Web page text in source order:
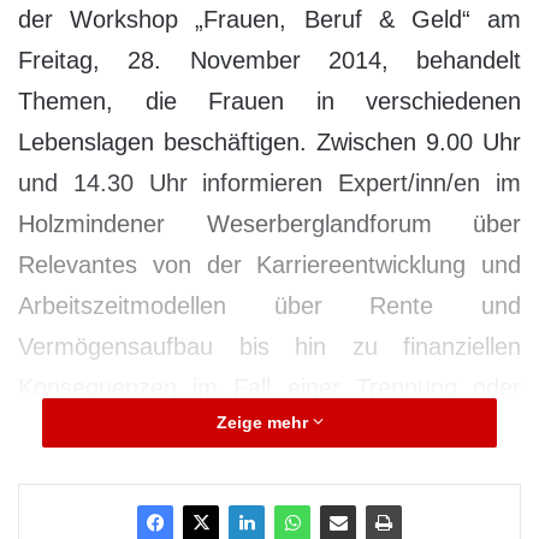
der Workshop „Frauen, Beruf & Geld“ am
Freitag, 28. November 2014, behandelt
Themen, die Frauen in verschiedenen
Lebenslagen beschäftigen. Zwischen 9.00 Uhr
und 14.30 Uhr informieren Expert/inn/en im
Holzmindener Weserberglandforum über
Relevantes von der Karriereentwicklung und
Arbeitszeitmodellen über Rente und
Vermögensaufbau bis hin zu finanziellen
Scheidung. Interessierte können sich noch bis
beim Veranstalter sichern. Die Teilnahme ist
Zeige mehr